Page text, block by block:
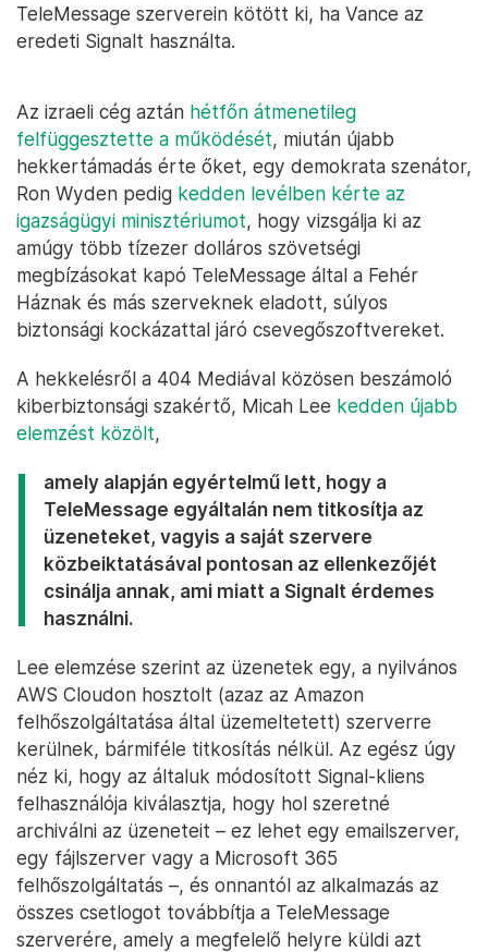
TeleMessage szerverein kötött ki, ha Vance az
eredeti Signalt használta.
Az izraeli cég aztán hétfőn átmenetileg
felfüggesztette a működését, miután újabb
hekkertámadás érte őket, egy demokrata szenátor,
Ron Wyden pedig kedden levélben kérte az
igazságügyi minisztériumot, hogy vizsgálja ki az
amúgy több tízezer dolláros szövetségi
megbízásokat kapó TeleMessage által a Fehér
Háznak és más szerveknek eladott, súlyos
biztonsági kockázattal járó csevegőszoftvereket.
A hekkelésről a 404 Mediával közösen beszámoló
kiberbiztonsági szakértő, Micah Lee kedden újabb
elemzést közölt,
amely alapján egyértelmű lett, hogy a
TeleMessage egyáltalán nem titkosítja az
üzeneteket, vagyis a saját szervere
közbeiktatásával pontosan az ellenkezőjét
csinálja annak, ami miatt a Signalt érdemes
használni.
Lee elemzése szerint az üzenetek egy, a nyilvános
AWS Cloudon hosztolt (azaz az Amazon
felhőszolgáltatása által üzemeltetett) szerverre
kerülnek, bármiféle titkosítás nélkül. Az egész úgy
néz ki, hogy az általuk módosított Signal-kliens
felhasználója kiválasztja, hogy hol szeretné
archiválni az üzeneteit – ez lehet egy emailszerver,
egy fájlszerver vagy a Microsoft 365
felhőszolgáltatás –, és onnantól az alkalmazás az
összes csetlogot továbbítja a TeleMessage
szerverére, amely a megfelelő helyre küldi azt